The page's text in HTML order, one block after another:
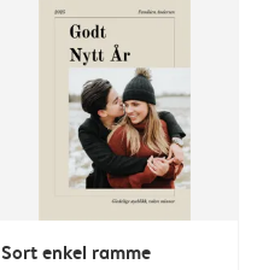
Sort enkel ramme